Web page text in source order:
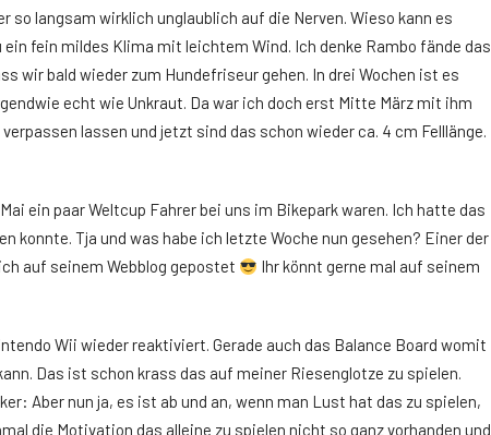
langsam wirklich unglaublich auf die Nerven. Wieso kann es
fein mildes Klima mit leichtem Wind. Ich denke Rambo fände das
wir bald wieder zum Hundefriseur gehen. In drei Wochen ist es
echt wie Unkraut. Da war ich doch erst Mitte März mit ihm
lassen und jetzt sind das schon wieder ca. 4 cm Felllänge.
ein paar Weltcup Fahrer bei uns im Bikepark waren. Ich hatte das
konnte. Tja und was habe ich letzte Woche nun gesehen? Einer der
auf seinem Webblog gepostet
Ihr könnt gerne mal auf seinem
Wii wieder reaktiviert. Gerade auch das Balance Board womit
Das ist schon krass das auf meiner Riesenglotze zu spielen.
Aber nun ja, es ist ab und an, wenn man Lust hat das zu spielen,
die Motivation das alleine zu spielen nicht so ganz vorhanden und